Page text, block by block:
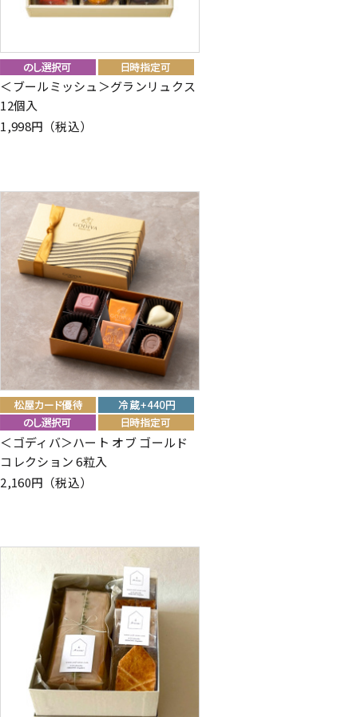
＜ブールミッシュ＞グランリュクス
12個入
1,998円（税込）
＜ゴディバ＞ハート オブ ゴールド
コレクション 6粒入
2,160円（税込）